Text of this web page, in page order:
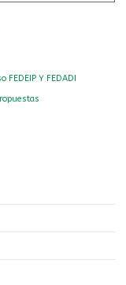
FEDEIP Y FEDADI